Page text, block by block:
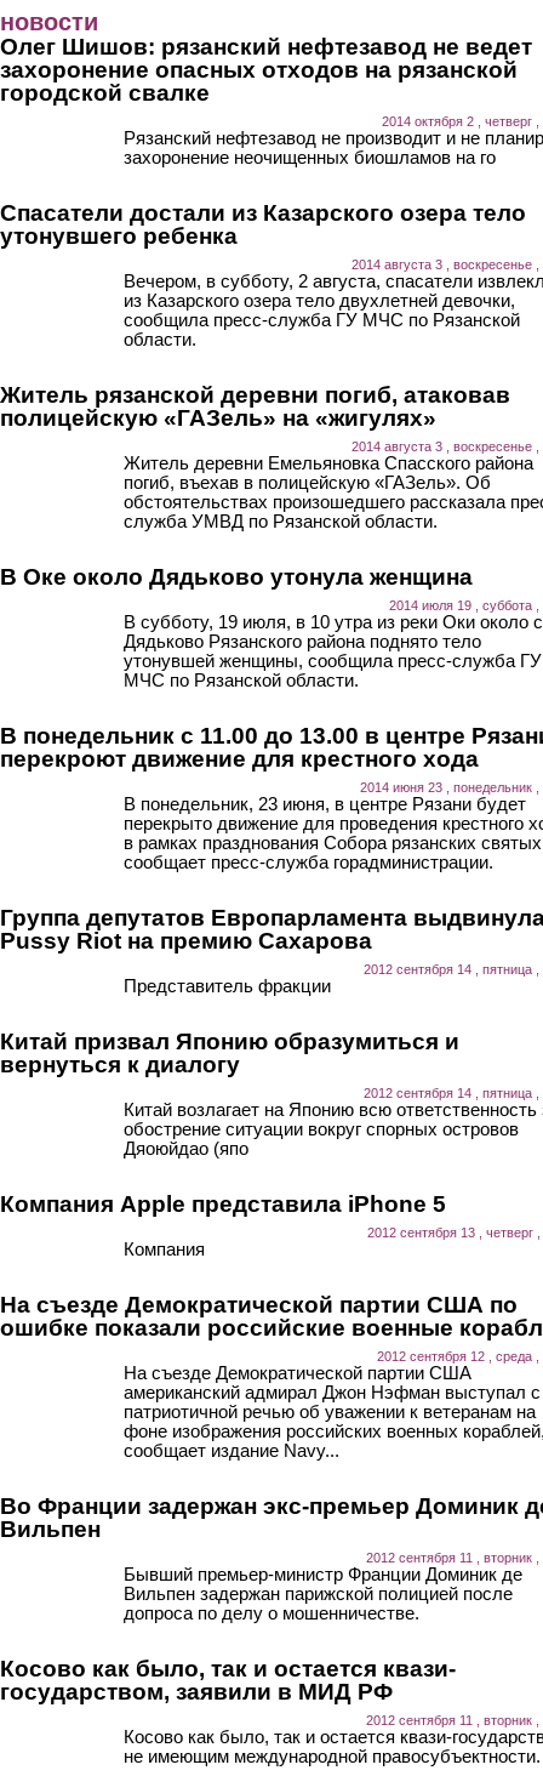
новости
Олег Шишов: рязанский нефтезавод не ведет
захоронение опасных отходов на рязанской
городской свалке
2014 октября 2 , четверг
Рязанский нефтезавод не производит и не
захоронение неочищенных биошламов на го
Спасатели достали из Казарского озера тело
утонувшего ребенка
2014 августа 3 , воскресенье ,
Вечером, в субботу, 2 августа, спасатели
из Казарского озера тело двухлетней девочки,
сообщила пресс-служба ГУ МЧС по Рязанской
области.
Житель рязанской деревни погиб, атаковав
полицейскую «ГАЗель» на «жигулях»
2014 августа 3 , воскресенье ,
Житель деревни Емельяновка Спасского района
погиб, въехав в полицейскую «ГАЗель». Об
обстоятельствах произошедшего рассказала
служба УМВД по Рязанской области.
В Оке около Дядьково утонула женщина
2014 июля 19 , суббота ,
В субботу, 19 июля, в 10 утра из реки Оки около
Дядьково Рязанского района поднято тело
утонувшей женщины, сообщила пресс-служба ГУ
МЧС по Рязанской области.
В понедельник с 11.00 до 13.00 в центре
перекроют движение для крестного хода
2014 июня 23 , понедельник ,
В понедельник, 23 июня, в центре Рязани будет
перекрыто движение для проведения крестного
в рамках празднования Собора рязанских
сообщает пресс-служба горадминистрации.
Группа депутатов Европарламента
Pussy Riot на премию Сахарова
2012 сентября 14 , пятница ,
Представитель фракции
Китай призвал Японию образумиться и
вернуться к диалогу
2012 сентября 14 , пятница ,
Китай возлагает на Японию всю ответственность
обострение ситуации вокруг спорных островов
Дяоюйдао (япо
Компания Apple представила iPhone 5
2012 сентября 13 , четверг ,
Компания
На съезде Демократической партии США по
ошибке показали российские военные
2012 сентября 12 , среда ,
На съезде Демократической партии США
американский адмирал Джон Нэфман выступал с
патриотичной речью об уважении к ветеранам на
фоне изображения российских военных
сообщает издание Navy...
Во Франции задержан экс-премьер Доминик
Вильпен
2012 сентября 11 , вторник ,
Бывший премьер-министр Франции Доминик де
Вильпен задержан парижской полицией после
допроса по делу о мошенничестве.
Косово как было, так и остается квази-
государством, заявили в МИД РФ
2012 сентября 11 , вторник ,
Косово как было, так и остается квази-
не имеющим международной правосубъектности.